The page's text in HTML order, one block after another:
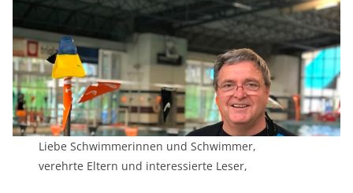
Liebe Schwimmerinnen und Schwimmer,
verehrte Eltern und interessierte Leser,